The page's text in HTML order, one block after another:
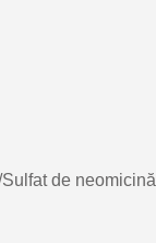
de neomicină